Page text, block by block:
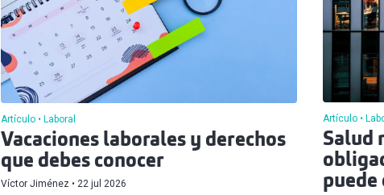
Artículo Laboral
Vacaciones laborales y derechos
que debes conocer
Víctor Jiménez 22 jul 2026
Artículo
Salud
puede